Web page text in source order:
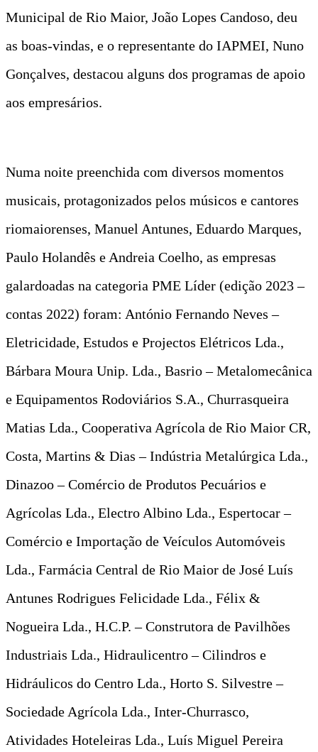
Municipal de Rio Maior, João Lopes Candoso, deu
as boas-vindas, e o representante do IAPMEI, Nuno
Gonçalves, destacou alguns dos programas de apoio
aos empresários.
Numa noite preenchida com diversos momentos
musicais, protagonizados pelos músicos e cantores
riomaiorenses, Manuel Antunes, Eduardo Marques,
Paulo Holandês e Andreia Coelho, as empresas
galardoadas na categoria PME Líder (edição 2023 –
contas 2022) foram: António Fernando Neves –
Eletricidade, Estudos e Projectos Elétricos Lda.,
Bárbara Moura Unip. Lda., Basrio – Metalomecânica
e Equipamentos Rodoviários S.A., Churrasqueira
Matias Lda., Cooperativa Agrícola de Rio Maior CR,
Costa, Martins & Dias – Indústria Metalúrgica Lda.,
Dinazoo – Comércio de Produtos Pecuários e
Agrícolas Lda., Electro Albino Lda., Espertocar –
Comércio e Importação de Veículos Automóveis
Lda., Farmácia Central de Rio Maior de José Luís
Antunes Rodrigues Felicidade Lda., Félix &
Nogueira Lda., H.C.P. – Construtora de Pavilhões
Industriais Lda., Hidraulicentro – Cilindros e
Hidráulicos do Centro Lda., Horto S. Silvestre –
Sociedade Agrícola Lda., Inter-Churrasco,
Atividades Hoteleiras Lda., Luís Miguel Pereira